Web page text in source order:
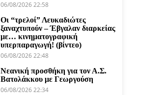
06/08/2026 22:58
Οι “τρελοί” Λευκαδιώτες
ξαναχτυπούν – Έβγαλαν διαρκείας
με… κινηματογραφική
υπερπαραγωγή! (βίντεο)
06/08/2026 22:48
Νεανική προσθήκη για τον Α.Σ.
Βατολάκκου με Γεωργούση
06/08/2026 22:34